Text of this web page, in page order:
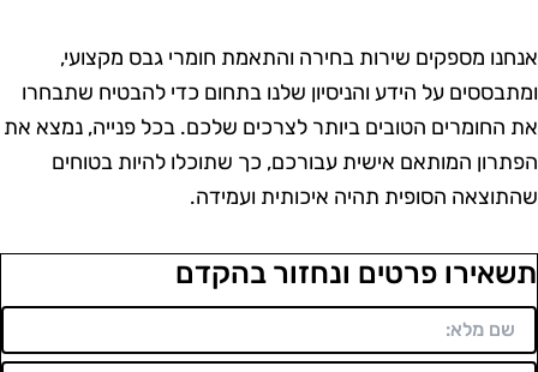
מספקים שירות בחירה והתאמת חומרי גבס מקצועי,
על הידע והניסיון שלנו בתחום כדי להבטיח שתבחרו
החומרים הטובים ביותר לצרכים שלכם. בכל פנייה, נמצא את
המותאם אישית עבורכם, כך שתוכלו להיות בטוחים
הסופית תהיה איכותית ועמידה.
פרטים ונחזור בהקדם